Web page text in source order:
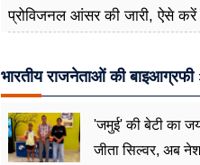
प्रोविजनल आंसर की जारी, ऐसे
भारतीय राजनेताओं की बाइआग्रफी
'जमुई' की बेटी का
जीता सिल्वर, अब